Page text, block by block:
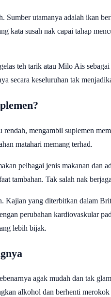
Sumber utamanya adalah ikan
kata susah nak capai tahap
teh tarik atau Milo Ais
secara keseluruhan tak
mengambil suplemen
matahari memang terhad.
pelbagai jenis makanan dan
tambahan. Tak salah nak
Kajian yang diterbitkan dalam
perubahan kardiovaskular
lebih bijak.
agak mudah dan tak
alkohol dan berhenti